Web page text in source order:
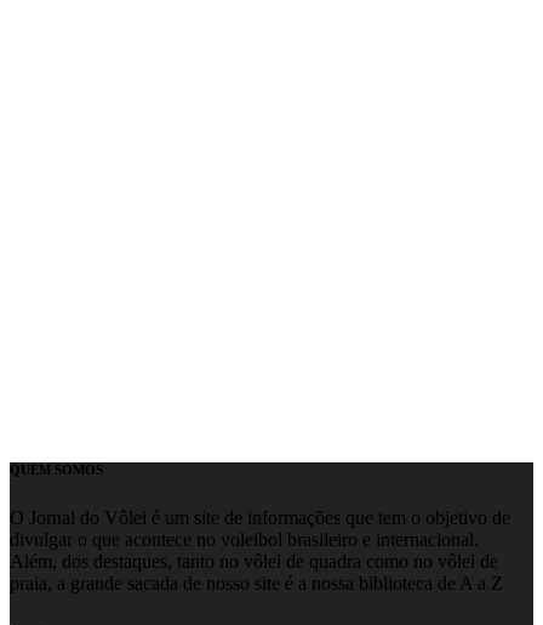
QUEM SOMOS
O Jornal do Vôlei é um site de informações que tem o objetivo de
divulgar o que acontece no voleibol brasileiro e internacional.
Além, dos destaques, tanto no vôlei de quadra como no vôlei de
praia, a grande sacada de nosso site é a nossa biblioteca de A a Z